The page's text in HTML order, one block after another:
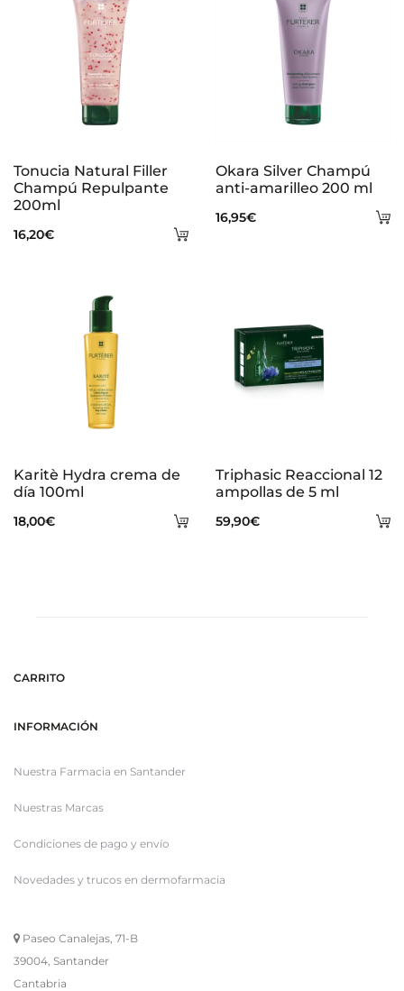
Añadir
Tonucia Natural Filler
Champú Repulpante
200ml
16,20€
Okara Silver Champú
anti-amarilleo 200 ml
16,95€
Añadir
Karitè Hydra crema de
día 100ml
18,00€
Triphasic Reaccional 12
ampollas de 5 ml
59,90€
CARRITO
INFORMACIÓN
Nuestra Farmacia en Santander
Nuestras Marcas
Condiciones de pago y envío
Novedades y trucos en dermofarmacia
Paseo Canalejas, 71-B
39004, Santander
Cantabria